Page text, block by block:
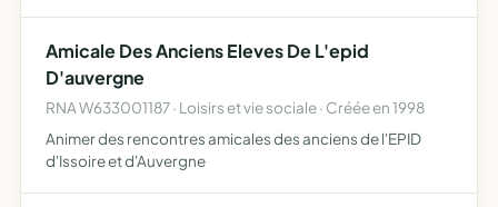
Amicale Des Anciens Eleves De L'epid
D'auvergne
RNA W633001187 · Loisirs et vie sociale · Créée en 1998
Animer des rencontres amicales des anciens de l'EPID
d'Issoire et d'Auvergne